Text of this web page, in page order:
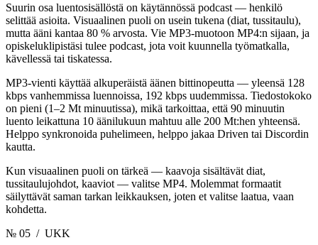
Suurin osa luentosisällöstä on käytännössä podcast — henkilö
selittää asioita. Visuaalinen puoli on usein tukena (diat, tussitaulu),
mutta ääni kantaa 80 % arvosta. Vie MP3-muotoon MP4:n sijaan, ja
opiskeluklipistäsi tulee podcast, jota voit kuunnella työmatkalla,
kävellessä tai tiskatessa.
MP3-vienti käyttää alkuperäistä äänen bittinopeutta — yleensä 128
kbps vanhemmissa luennoissa, 192 kbps uudemmissa. Tiedostokoko
on pieni (1–2 Mt minuutissa), mikä tarkoittaa, että 90 minuutin
luento leikattuna 10 äänilukuun mahtuu alle 200 Mt:hen yhteensä.
Helppo synkronoida puhelimeen, helppo jakaa Driven tai Discordin
kautta.
Kun visuaalinen puoli on tärkeä — kaavoja sisältävät diat,
tussitaulujohdot, kaaviot — valitse MP4. Molemmat formaatit
säilyttävät saman tarkan leikkauksen, joten et valitse laatua, vaan
kohdetta.
№ 05 / UKK